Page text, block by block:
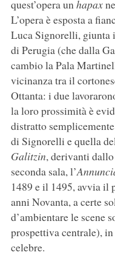
quest’opera un hapax
L’opera è esposta a
Luca Signorelli, giunta
di Perugia (che dalla
cambio la Pala
vicinanza tra il
Ottanta: i due
la loro prossimità è
distratto
di Signorelli e quella
Galitzin, derivanti
seconda sala, l’
1489 e il 1495, avvia
anni Novanta, a certe
d’ambientare le scene
prospettiva centrale),
celebre.